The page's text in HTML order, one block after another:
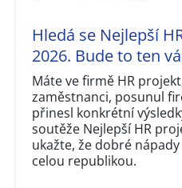
Hledá se Nejlepší
2026. Bude to ten
Máte ve firmě HR
zaměstnanci, posunul
přinesl konkrétní
soutěže Nejlepší HR
ukažte, že dobré
celou republikou.